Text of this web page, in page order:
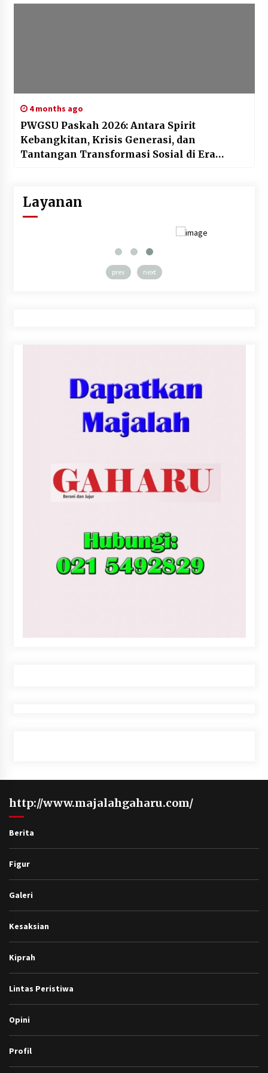
4 months ago
PWGSU Paskah 2026: Antara Spirit
Kebangkitan, Krisis Generasi, dan
Tantangan Transformasi Sosial di Era
Layanan
prev next
http://www.majalahgaharu.com/
Berita
Figur
Galeri
Kesaksian
Kiprah
Lintas Peristiwa
Opini
Profil